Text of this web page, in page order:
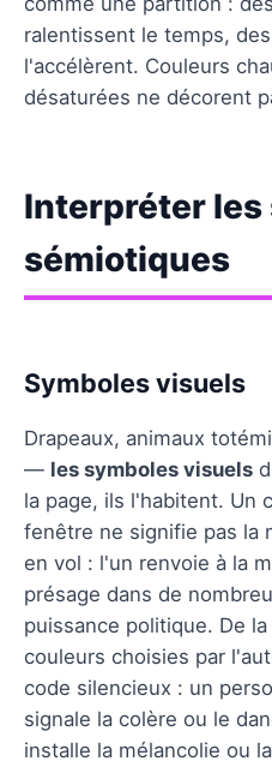
ralentissent le temps,
l'accélèrent. Couleurs
désaturées ne décorent
Interpréter les
sémiotiques
Symboles visuels
Drapeaux, animaux
— les symboles visuels
la page, ils l'habitent. Un
fenêtre ne signifie pas la
en vol : l'un renvoie à la
présage dans de
puissance politique. De
couleurs choisies par
code silencieux : un
signale la colère ou le
installe la mélancolie ou